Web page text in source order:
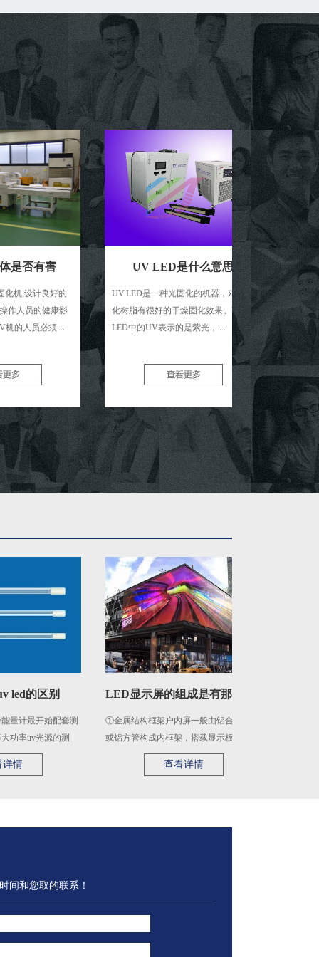
害
良好的
健康影
须 ...
UV LED是什么意思
UV LED是一种光固化的机器，对光固
化树脂有很好的干燥固化效果。UV
LED中的UV表示的是紫光， ...
金
工作原理金属
础架构上，融入
物，像碘化铁
别
始配套测
源的测
LED显示屏的组成是有那些（硬件和软件）
①金属结构框架户内屏一般由铝合金角铝
或铝方管构成内框架，搭载显示板等各种
电路板以及开关电源，外边框采 ...
查看详情
间和您取的联系！